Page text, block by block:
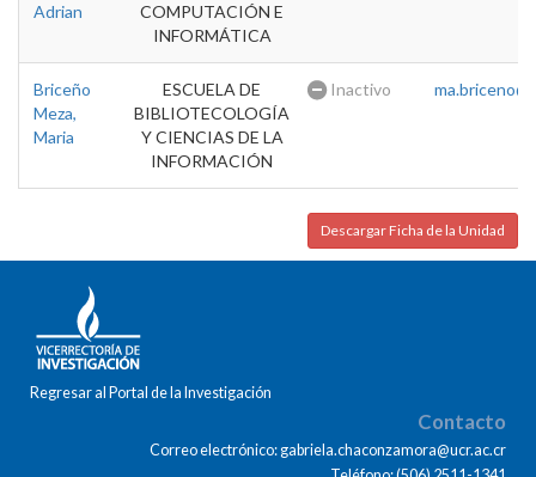
Adrian
COMPUTACIÓN E
INFORMÁTICA
Briceño
Meza,
Maria
ESCUELA DE
BIBLIOTECOLOGÍA
Y CIENCIAS DE LA
INFORMACIÓN
Inactivo
Descargar Ficha de la Unidad
Regresar al Portal de la Investigación
Contacto
Correo electrónico: gabriela.chaconzamora@ucr.ac.cr